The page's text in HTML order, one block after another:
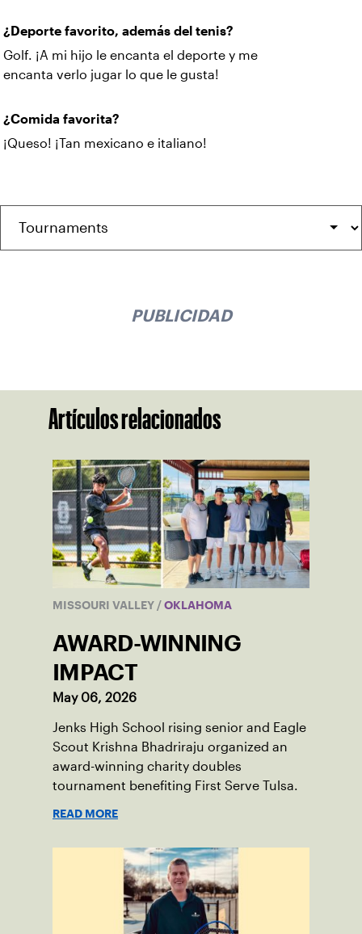
¿Deporte favorito, además del tenis?
Golf. ¡A mi hijo le encanta el deporte y me
encanta verlo jugar lo que le gusta!
¿Comida favorita?
¡Queso! ¡Tan mexicano e italiano!
PUBLICIDAD
Artículos relacionados
MISSOURI VALLEY / OKLAHOMA
AWARD-WINNING
IMPACT
May 06, 2026
Jenks High School rising senior and Eagle
Scout Krishna Bhadriraju organized an
award-winning charity doubles
tournament benefiting First Serve Tulsa.
READ MORE